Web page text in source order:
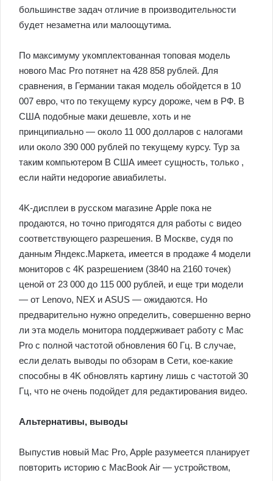
большинстве задач отличие в производительности
будет незаметна или малоощутима.
По максимуму укомплектованная топовая модель
нового Mac Pro потянет на 428 858 рублей. Для
сравнения, в Германии такая модель обойдется в 10
007 евро, что по текущему курсу дороже, чем в РФ. В
США подобные маки дешевле, хоть и не
принципиально — около 11 000 долларов с налогами
или около 390 000 рублей по текущему курсу. Тур за
таким компьютером В США имеет сущность, только ,
если найти недорогие авиабилеты.
4K-дисплеи в русском магазине Apple пока не
продаются, но точно пригодятся для работы с видео
соответствующего разрешения. В Москве, судя по
данным Яндекс.Маркета, имеется в продаже 4 модели
мониторов с 4K разрешением (3840 на 2160 точек)
ценой от 23 000 до 115 000 рублей, и еще три модели
— от Lenovo, NEX и ASUS — ожидаются. Но
предварительно нужно определить, совершенно верно
ли эта модель монитора поддерживает работу с Mac
Pro с полной частотой обновления 60 Гц. В случае,
если делать выводы по обзорам в Сети, кое-какие
способны в 4K обновлять картину лишь с частотой 30
Гц, что не очень подойдет для редактирования видео.
Альтернативы, выводы
Выпустив новый Mac Pro, Apple разумеется планирует
повторить историю с MacBook Air — устройством,